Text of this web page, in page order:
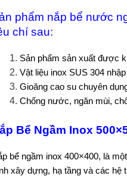
phẩm nắp bể nước
chí sau:
Sản phẩm sản xuất được
Vật liệu inox SUS 304
Gioăng cao su chuyên
Chống nước, ngăn mùi,
Bể Ngầm Inox
bể ngầm inox 400×400, là
xây dựng, hạ tầng và các